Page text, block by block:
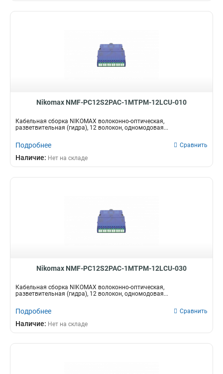
Nikomax NMF-PC12S2PAC-1MTPM-12LCU-010
Кабельная сборка NIKOMAX волоконно-оптическая,
разветвительная (гидра), 12 волокон, одномодовая...
Подробнее Сравнить
Наличие: Нет на складе
Nikomax NMF-PC12S2PAC-1MTPM-12LCU-030
Кабельная сборка NIKOMAX волоконно-оптическая,
разветвительная (гидра), 12 волокон, одномодовая...
Подробнее Сравнить
Наличие: Нет на складе